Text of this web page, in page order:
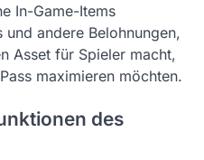
In-Game-Items
andere Belohnungen,
Asset für Spieler macht,
maximieren möchten.
des